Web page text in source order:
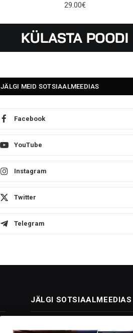
29.00€
JÄLGI MEID SOTSIAALMEEDIAS
Facebook
YouTube
Instagram
Twitter
Telegram
JÄLGI SOTSIAALMEEDIAS